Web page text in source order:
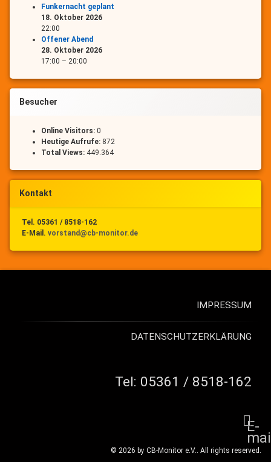
Funkernacht geplant
18. Oktober 2026
22:00
Offener Abend
28. Oktober 2026
17:00 – 20:00
Besucher
Online Visitors: 0
Heutige Aufrufe: 872
Total Views: 449.364
Kontakt
Tel. 05361 / 8518-162
E-Mail. vorstand@cb-monitor.de
IMPRESSUM
DATENSCHUTZERKLÄRUNG
Tel: 05361 / 8518-162
E-
© 2026 by CB-Monitor e.V.. All rights reserved.